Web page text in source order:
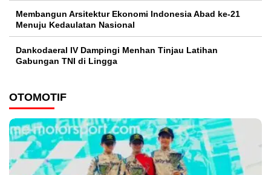
Membangun Arsitektur Ekonomi Indonesia Abad ke-21
Menuju Kedaulatan Nasional
Dankodaeral IV Dampingi Menhan Tinjau Latihan
Gabungan TNI di Lingga
OTOMOTIF